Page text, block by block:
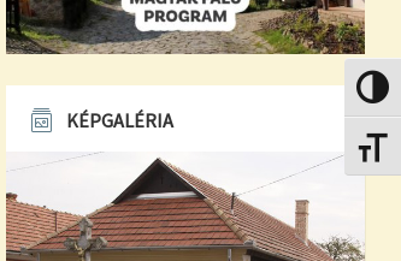
KÉPGALÉRIA